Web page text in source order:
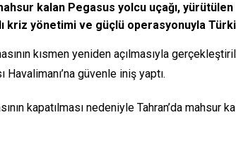
kalan Pegasus yolcu uçağı,
kriz yönetimi ve güçlü operasyonuyla
kısmen yeniden açılmasıyla
güvenle iniş yaptı.
kapatılması nedeniyle Tahran’da